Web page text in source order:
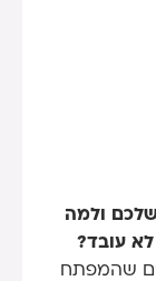
ולמה
עובד?
שהמפתח